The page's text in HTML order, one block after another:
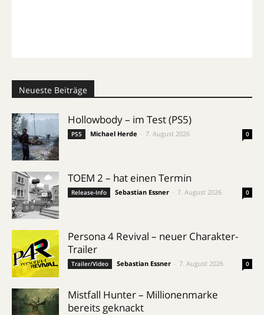
Neueste Beiträge
Hollowbody – im Test (PS5)
PS5 Michael Herde 7. August 2026 0
TOEM 2 – hat einen Termin
Release-Info Sebastian Essner 7. August 2026 0
Persona 4 Revival – neuer Charakter-
Trailer
Trailer/Video Sebastian Essner 7. August 2026 0
Mistfall Hunter – Millionenmarke
bereits geknackt